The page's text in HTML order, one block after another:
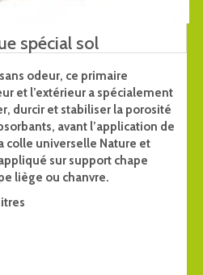
spécial sol
odeur, ce primaire
et l’extérieur a spécialement
durcir et stabiliser la porosité
avant l’application de
colle universelle Nature et
sur support chape
liège ou chanvre.